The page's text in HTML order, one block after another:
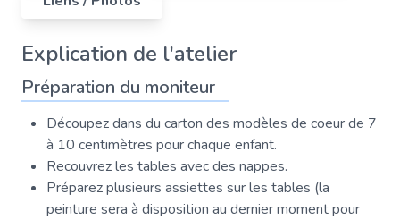
Explication de l'atelier
Préparation du moniteur
Découpez dans du carton des modèles de coeur de 7
à 10 centimètres pour chaque enfant.
Recouvrez les tables avec des nappes.
Préparez plusieurs assiettes sur les tables (la
peinture sera à disposition au dernier moment pour